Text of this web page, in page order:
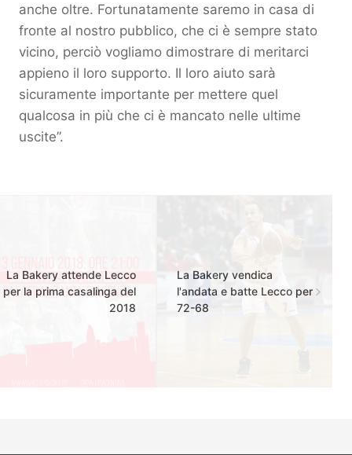
anche oltre. Fortunatamente saremo in casa di
fronte al nostro pubblico, che ci è sempre stato
vicino, perciò vogliamo dimostrare di meritarci
appieno il loro supporto. Il loro aiuto sarà
sicuramente importante per mettere quel
qualcosa in più che ci è mancato nelle ultime
uscite”.
La Bakery attende Lecco
per la prima casalinga del
2018
La Bakery vendica
l'andata e batte Lecco per
72-68